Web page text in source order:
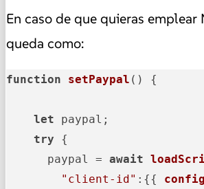
En caso de que quieras emplear
queda como:
function setPaypal ( ) {
let paypal;
try {
paypal = await
"client-id" :{{ config